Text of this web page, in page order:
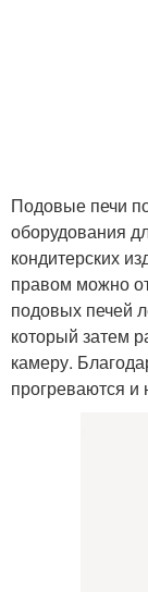
Подовые печи
оборудования
кондитерских
правом можно
подовых печей
который затем
камеру.
прогреваются и